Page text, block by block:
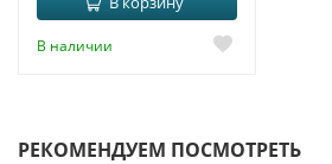
В наличии
РЕКОМЕНДУЕМ ПОСМОТРЕТЬ